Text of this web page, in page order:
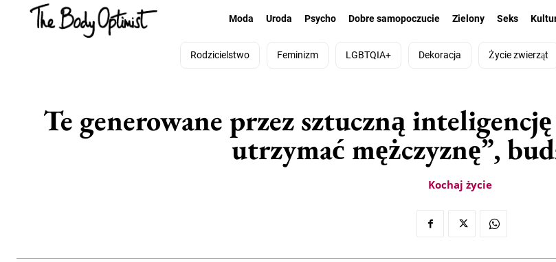
Moda Uroda Psycho Dobre samopoczucie Zielony Seks
Rodzicielstwo Feminizm LGBTQIA+ Dekoracja Życie zwierząt
Te generowane przez sztuczną
utrzymać mężczyznę”,
Kochaj życie